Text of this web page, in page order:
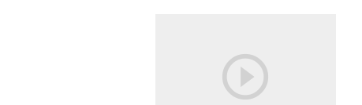
play_circle_outline